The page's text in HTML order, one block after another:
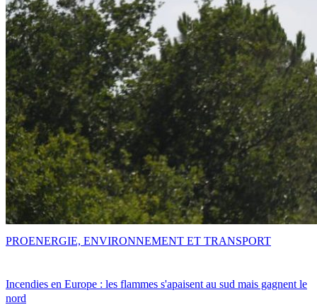
Incendies en Europe : les flammes s'apaisent au sud mais gagnent le
nord
PROENERGIE, ENVIRONNEMENT ET TRANSPORT